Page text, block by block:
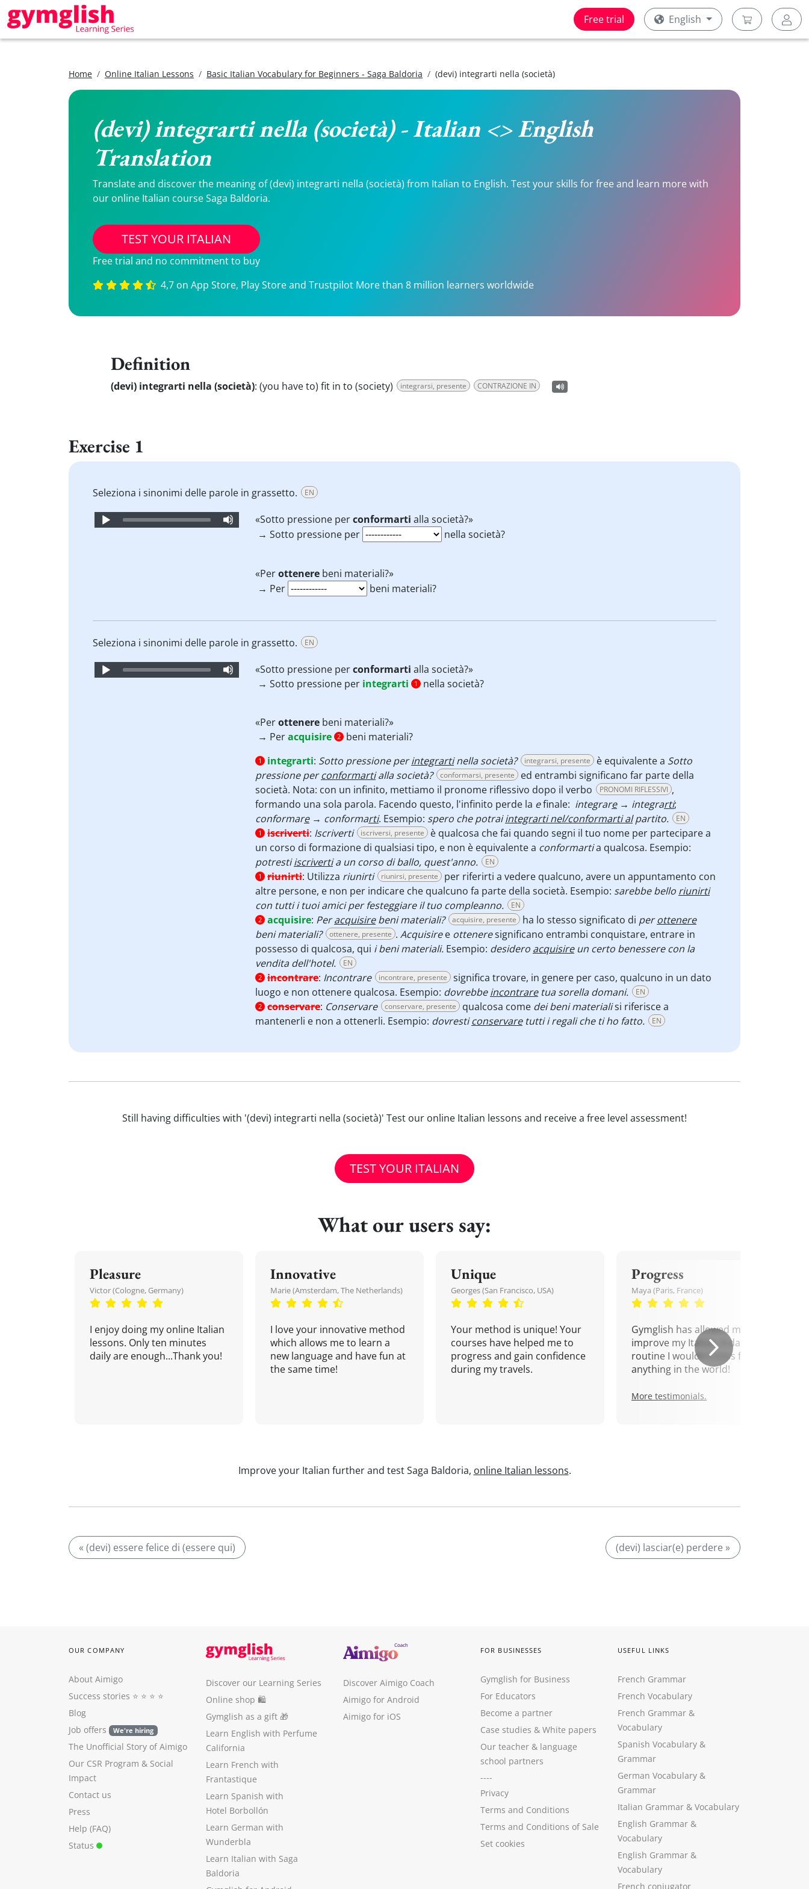
Free trial English
Home Online Italian Lessons Basic Italian Vocabulary for Beginners - Saga Baldoria (devi) integrarti nella (società)
(devi) integrarti nella (società) - Italian <> English
Translation
Translate and discover the meaning of (devi) integrarti nella (società) from Italian to English. Test your skills for free and learn more with
our online Italian course Saga Baldoria.
TEST YOUR ITALIAN
Free trial and no commitment to buy
4,7 on App Store, Play Store and Trustpilot More than 8 million learners worldwide
Definition
(devi) integrarti nella (società): (you have to) fit in to (society) integrarsi, presente CONTRAZIONE IN
Exercise 1
Seleziona i sinonimi delle parole in grassetto. EN
Audio
«Sotto pressione perconformarti alla società?»
→ Sotto pressione per
nella società?
«Perottenere beni materiali?»
→ Per
beni materiali?
Seleziona i sinonimi delle parole in grassetto. EN
Audio
«Sotto pressione perconformarti alla società?»
→ Sotto pressione per integrarti 1 nella società?
«Perottenere beni materiali?»
→ Peracquisire 2 beni materiali?
1 integrarti: Sotto pressione perintegrartinella società? integrarsi, presente è equivalente a Sotto
pressione perconformartialla società? conformarsi, presente
ed entrambi significano far parte della
società. Nota: con un infinito, mettiamo il pronome riflessivo dopo il verbo
PRONOMI RIFLESSIVI ,
formando una sola parola. Facendo questo, l'infinito perde la efinale: integrare→ integrarti;
conformare→ conformarti. Esempio: spero che potraiintegrarti nel/conformarti alpartito. EN
1 iscriverti: Iscriverti iscriversi, presente
è qualcosa che fai quando segni il tuo nome per partecipare a
un corso di formazione di qualsiasi tipo, e non è equivalente a conformartia qualcosa. Esempio:
potrestiiscrivertia un corso di ballo, quest'anno. EN
1 riunirti: Utilizza riunirti riunirsi, presente
per riferirti a vedere qualcuno, avere un appuntamento con
altre persone, e non per indicare che qualcuno fa parte della società. Esempio: sarebbe bello riunirti
con tutti i tuoi amici per festeggiare il tuo compleanno.
EN
2 acquisire: Peracquisirebeni materiali? acquisire, presente ha lo stesso significato di perottenere
beni materiali? ottenere, presente . Acquisiree otteneresignificano entrambi conquistare, entrare in
possesso di qualcosa, qui i beni materiali. Esempio: desidero acquisireun certo benessere con la
vendita dell'hotel.
EN
2 incontrare: Incontrare incontrare, presente
significa trovare, in genere per caso, qualcuno in un dato
luogo e non ottenere qualcosa. Esempio: dovrebbeincontraretua sorella domani. EN
2 conservare: Conservare conservare, presente qualcosa come dei beni materialisi riferisce a
mantenerli e non a ottenerli. Esempio: dovresticonservaretutti i regali che ti ho fatto. EN
Still having difficulties with '(devi) integrarti nella (società)' Test our online Italian lessons and receive a free level assessment!
TEST YOUR ITALIAN
What our users say:
Pleasure
Victor (Cologne, Germany)
I enjoy doing my online Italian
lessons. Only ten minutes
daily are enough...Thank you!
Innovative
Marie (Amsterdam, The Netherlands)
I love your innovative method
which allows me to learn a
new language and have fun at
the same time!
Unique
Georges (San Francisco, USA)
Your method is unique! Your
courses have helped me to
progress and gain confidence
during my travels.
Progress
Maya (Paris, France)
Gymglish has allowed me to
improve my Italian. A daily
routine I wouldn't miss for
anything in the world!
More testimonials.
Improve your Italian further and test Saga Baldoria, online Italian lessons.
« (devi) essere felice di (essere qui) (devi) lasciar(e) perdere »
OUR COMPANY
About Aimigo
Success stories ⭐️ ⭐️ ⭐️ ⭐️
Blog
Job offers
We're hiring
The Unofficial Story of Aimigo
Our CSR Program & Social
Impact
Contact us
Press
Help (FAQ)
Status
Discover our Learning Series
Online shop 🛍
Gymglish as a gift 🎁
Learn English with Perfume
California
Learn French with
Frantastique
Learn Spanish with
Hotel Borbollón
Learn German with
Wunderbla
Learn Italian with Saga
Baldoria
Discover Aimigo Coach
Aimigo for Android
Aimigo for iOS
FOR BUSINESSES
Gymglish for Business
For Educators
Become a partner
Case studies & White papers
Our teacher & language
school partners
----
Privacy
Terms and Conditions
Terms and Conditions of Sale
Set cookies
USEFUL LINKS
French Grammar
French Vocabulary
French Grammar &
Vocabulary
Spanish Vocabulary &
Grammar
German Vocabulary &
Grammar
Italian Grammar & Vocabulary
English Grammar &
Vocabulary
English Grammar &
Vocabulary
French conjugator